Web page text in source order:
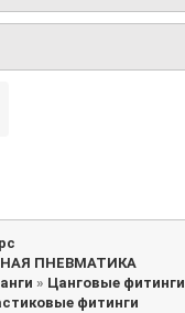
ПНЕВМАТИКА
» Цанговые фитинги
фитинги